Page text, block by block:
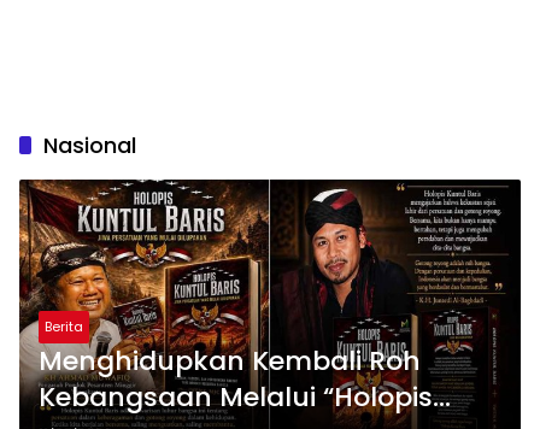
Nasional
Berita
Menghidupkan Kembali Roh
Kebangsaan Melalui “Holopis